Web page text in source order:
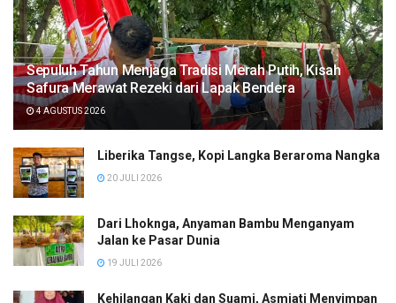
Sepuluh Tahun Menjaga Tradisi Merah Putih, Kisah
Safura Merawat Rezeki dari Lapak Bendera
4 AGUSTUS 2026
Liberika Tangse, Kopi Langka Beraroma Nangka
20 JULI 2026
Dari Lhoknga, Anyaman Bambu Menganyam
Jalan ke Pasar Dunia
19 JULI 2026
Kehilangan Kaki dan Suami, Asmiati Menyimpan